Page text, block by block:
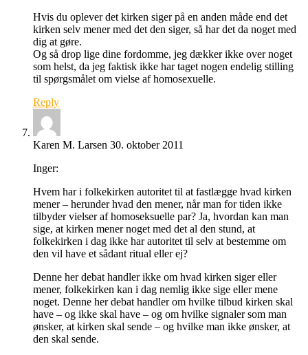
Hvis du oplever det kirken siger på en anden måde end det
kirken selv mener med det den siger, så har det da noget med
dig at gøre.
Og så drop lige dine fordomme, jeg dækker ikke over noget
som helst, da jeg faktisk ikke har taget nogen endelig stilling
til spørgsmålet om vielse af homosexuelle.
Reply
Karen M. Larsen 30. oktober 2011
Inger:
Hvem har i folkekirken autoritet til at fastlægge hvad kirken
mener – herunder hvad den mener, når man for tiden ikke
tilbyder vielser af homoseksuelle par? Ja, hvordan kan man
sige, at kirken mener noget med det al den stund, at
folkekirken i dag ikke har autoritet til selv at bestemme om
den vil have et sådant ritual eller ej?
Denne her debat handler ikke om hvad kirken siger eller
mener, folkekirken kan i dag nemlig ikke sige eller mene
noget. Denne her debat handler om hvilke tilbud kirken skal
have – og ikke skal have – og om hvilke signaler som man
ønsker, at kirken skal sende – og hvilke man ikke ønsker, at
den skal sende.